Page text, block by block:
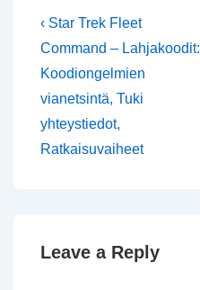
Post
navigation
Previous
Post
is
‹ Star Trek Fleet
Command – Lahjakoodit:
Koodiongelmien
vianetsintä, Tuki
yhteystiedot,
Ratkaisuvaiheet
Leave a Reply